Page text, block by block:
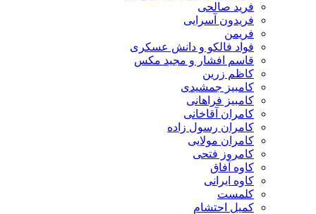
فرید صالحی
فریدون آسرایی
فریمن
فواد فالکو و دانش عسکری
قاسم افشار و مجید مکس
کاظم زرین
کامبیز جمشیدی
کامبیز فراهانی
کامران آقاخانی
کامران رسول زاده
کامران مولایی
کامروز فتحی
کاوه آفاق
کاوه ایرانی
کلمست
کمیل احتشام